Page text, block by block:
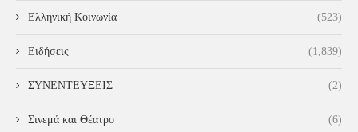
Ελληνική Κοινωνία (523)
Ειδήσεις (1,839)
ΣΥΝΕΝΤΕΥΞΕΙΣ (2)
Σινεμά και Θέατρο (6)